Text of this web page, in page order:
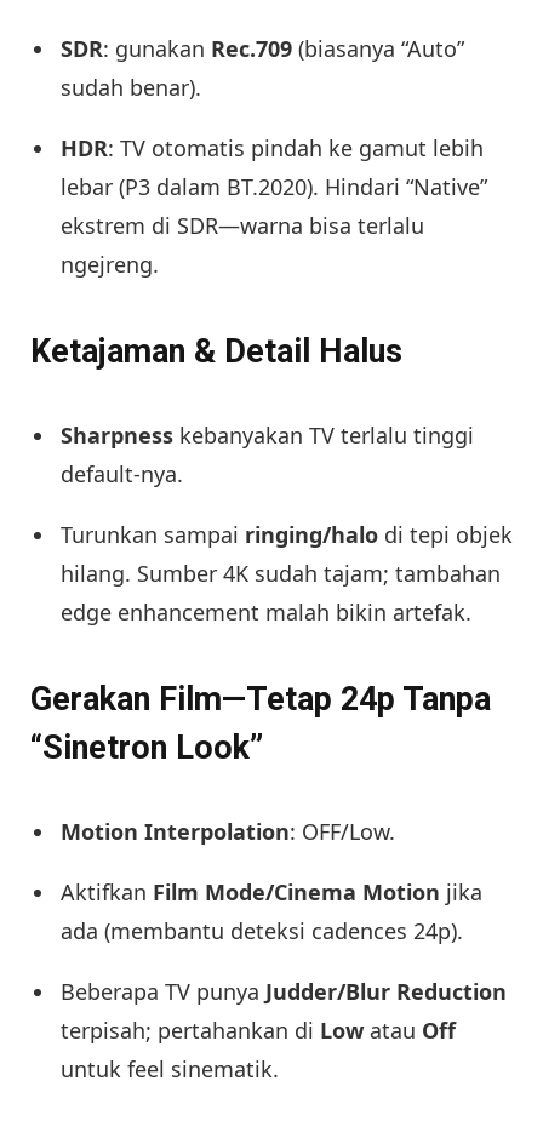
SDR: gunakan Rec.709 (biasanya “Auto”
sudah benar).
HDR: TV otomatis pindah ke gamut lebih
lebar (P3 dalam BT.2020). Hindari “Native”
ekstrem di SDR—warna bisa terlalu
ngejreng.
Ketajaman & Detail Halus
Sharpness kebanyakan TV terlalu tinggi
default-nya.
Turunkan sampai ringing/halo di tepi objek
hilang. Sumber 4K sudah tajam; tambahan
edge enhancement malah bikin artefak.
Gerakan Film—Tetap 24p Tanpa
“Sinetron Look”
Motion Interpolation: OFF/Low.
Aktifkan Film Mode/Cinema Motion jika
ada (membantu deteksi cadences 24p).
Beberapa TV punya Judder/Blur Reduction
terpisah; pertahankan di Low atau Off
untuk feel sinematik.